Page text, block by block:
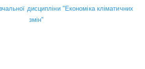
дисципліни "Економіка кліматичних
змін"